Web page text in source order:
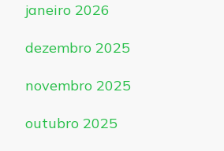
janeiro 2026
dezembro 2025
novembro 2025
outubro 2025